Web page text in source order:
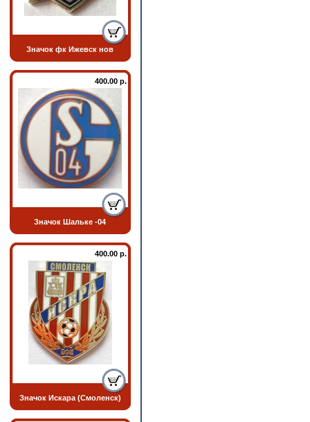
Значок фк Ижевск нов
400.00 р.
Значок Шальке -04
400.00 р.
Значок Искара (Смоленск)